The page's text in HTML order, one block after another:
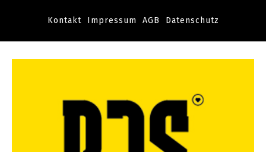
Kontakt Impressum AGB Datenschutz